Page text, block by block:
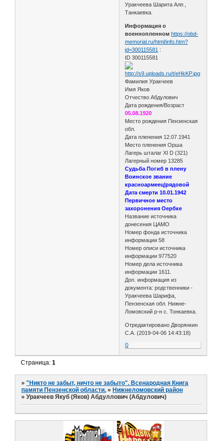
Уракчеева Шарита Алп.,
Танкаевка.
Информация о
военнопленном https://obd-
memorial.ru/html/info.htm?
id=300115581 :
ID 300115581
Фамилия Уракчеев
Имя Яков
Отчество Абдулович
Дата рождения/Возраст
05.08.1920
Место рождения Пензенская
обл.
Дата пленения 12.07.1941
Место пленения Орша
Лагерь шталаг XI D (321)
Лагерный номер 13285
Судьба Погиб в плену
Воинское звание
красноармеец|рядовой
Дата смерти 10.01.1942
Первичное место
захоронения Оербке
Название источника
донесения ЦАМО
Номер фонда источника
информации 58
Номер описи источника
информации 977520
Номер дела источника
информации 1611.
Доп. информация из
документа: родственники -
Уракчеева Шарифа,
Пензенская обл. Нижне-
Ломовский р-н с. Тонкаевка.
Отредактировано Дворянкин
С.А. (2019-04-06 14:43:18)
0
Страница:1
»"Никто не забыт, ничто не забыто". Всенародная Книга
памяти Пензенской области. » Нижнеломовский район
»Уракчеев Якуб (Яков) Абдуллович (Абдулович)